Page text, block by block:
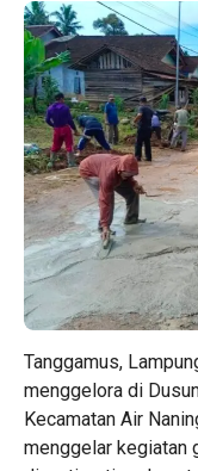
Tanggamus,
menggelora di
Kecamatan Air
menggelar kegiatan